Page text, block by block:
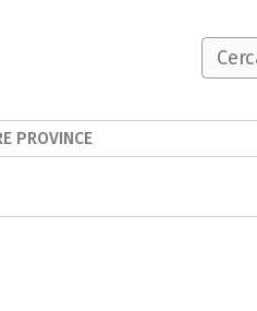
PROVINCE